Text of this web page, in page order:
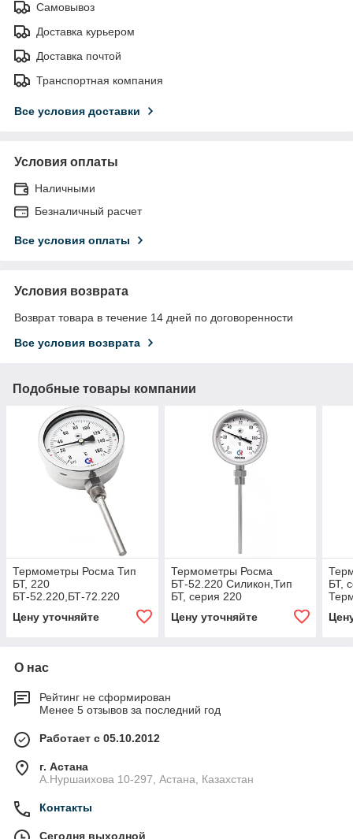
Самовывоз
Доставка курьером
Доставка почтой
Транспортная компания
Все условия доставки
Условия оплаты
Наличными
Безналичный расчет
Все условия оплаты
Условия возврата
Возврат товара в течение 14 дней по договоренности
Все условия возврата
Подобные товары компании
Термометры Росма Тип
БТ, 220
БТ-52.220,БТ-72.220
коррозионностойкие
Цену уточняйте
Термометры Росма
БТ-52.220 Силикон,Тип
БТ, серия 220
коррозионностойкие с
Цену уточняйте
БТ,
О нас
Рейтинг не сформирован
Менее 5 отзывов за последний год
Работает с 05.10.2012
г. Астана
А.Нуршаихова 10-297, Астана, Казахстан
Контакты
Сегодня выходной